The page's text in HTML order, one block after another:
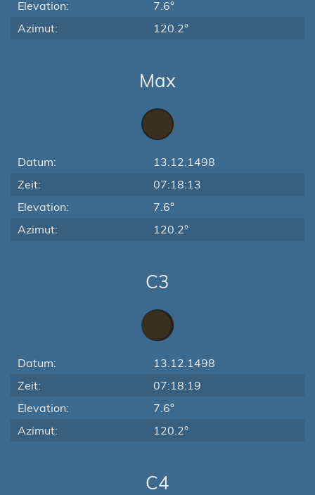
Elevation:
7.6°
Azimut:
120.2°
Max
Datum:
13.12.1498
Zeit:
07:18:13
Elevation:
7.6°
Azimut:
120.2°
C3
Datum:
13.12.1498
Zeit:
07:18:19
Elevation:
7.6°
Azimut:
120.2°
C4